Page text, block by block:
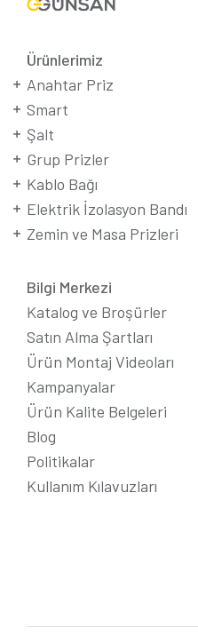
Ürünlerimiz
Anahtar Priz
Smart
Şalt
Grup Prizler
Kablo Bağı
Elektrik İzolasyon Bandı
Zemin ve Masa Prizleri
Bilgi Merkezi
Katalog ve Broşürler
Satın Alma Şartları
Ürün Montaj Videoları
Kampanyalar
Ürün Kalite Belgeleri
Blog
Politikalar
Kullanım Kılavuzları